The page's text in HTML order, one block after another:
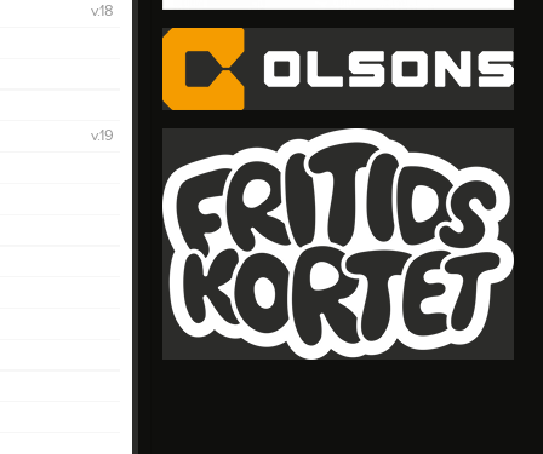
Kalender
Dokument
Bilder
Länkar
Gästbok
v.18
v.19